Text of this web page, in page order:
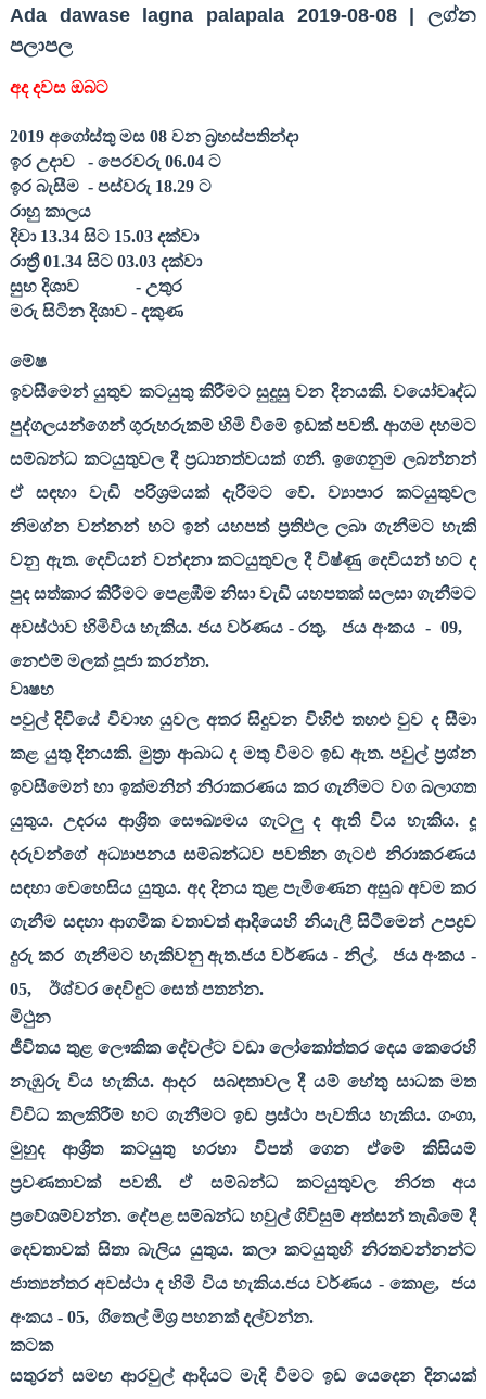
Ada dawase lagna palapala 2019-08-08 | ලග්න
පලාපල
අද දවස ඔබට
2019අගෝස්තු මස 08වන බ්‍රහස්පතින්දා
ඉර උදාව
- පෙරවරු 06.04ට
ඉර බැසීම - පස්වරු 18.29ට
රාහු කාලය
දිවා 13.34සිට 15.03දක්වා
රාත්‍රී 01.34සිට 03.03දක්වා
සුභ දිශාව
- උතුර
මරු සිටින දිශාව - දකුණ
මේෂ
ඉවසීමෙන් යුතුව කටයුතු කිරීමට සුදුසු වන දිනයකි. වයෝවෘද්ධ
පුද්ගලයන්ගෙන් ගුරුහරුකම් හිමි වීමේ ඉඩක් පවතී. ආගම දහමට
සම්බන්ධ කටයුතුවල දී ප්‍රධානත්වයක් ගනී. ඉගෙනුම ලබන්නන්
ඒ සඳහා වැඩි පරිශ්‍රමයක් දැරීමට වේ. ව්‍යාපාර කටයුතුවල
නිමග්න වන්නන් හට ඉන් යහපත් ප්‍රතිඵල ලබා ගැනීමට හැකි
වනු ඇත. දෙවියන් වන්දනා කටයුතුවල දී විෂ්ණු දෙවියන් හට ද
පුද සත්කාර කිරීමට පෙළඹීම නිසා වැඩි යහපතක් සලසා ගැනීමට
අවස්ථාව හිමිවිය හැකිය. ජය වර්ණය - රතු, ජය අංකය - 09,
නෙළුම් මලක් පූජා කරන්න.
වෘෂභ
පවුල් දිවියේ විවාහ යුවල අතර සිදුවන විහිළු තහළු වුව ද සීමා
කළ යුතු දිනයකි. මුත්‍රා ආබාධ ද මතු වීමට ඉඩ ඇත. පවුල් ප්‍රශ්න
ඉවසීමෙන් හා ඉක්මනින් නිරාකරණය කර ගැනීමට වග බලාගත
යුතුය. උදරය ආශ්‍රිත සෞඛ්‍යමය ගැටලු ද ඇති විය හැකිය. දූ
දරුවන්ගේ අධ්‍යාපනය සම්බන්ධව පවතින ගැටළු නිරාකරණය
සඳහා වෙහෙසිය යුතුය. අද දිනය තුළ පැමිණෙන අසුබ අවම කර
ගැනීම සඳහා ආගමික වතාවත් ආදියෙහි නියැලී සිටීමෙන් උපද්‍රව
දුරු කර ගැනීමට හැකිවනු ඇත.ජය වර්ණය - නිල්,
ජය අංකය -
05,
ඊශ්වර දෙවිඳුට සෙත් පතන්න.
මිථුන
ජීවිතය තුළ ලෞකික දේවල්ට වඩා ලෝකෝත්තර දෙය කෙරෙහි
නැඹුරු විය හැකිය. ආදර
සබඳතාවල දී යම් හේතු සාධක මත
විවිධ කලකිරීම් හට ගැනීමට ඉඩ ප්‍රස්ථා පැවතිය හැකිය. ගංගා,
මුහුද ආශ්‍රිත කටයුතු හරහා විපත් ගෙන ඒමේ කිසියම්
ප්‍රවණතාවක් පවතී. ඒ සම්බන්ධ කටයුතුවල නිරත අය
ප්‍රවේශම්වන්න. දේපළ සම්බන්ධ හවුල් ගිවිසුම් අත්සන් තැබීමේ දී
දෙවතාවක් සිතා බැලිය යුතුය. කලා කටයුතුහි නිරතවන්නන්ට
ජාත්‍යන්තර අවස්ථා ද හිමි විය හැකිය.ජය වර්ණය - කොළ,
ජය
අංකය - 05, ගිතෙල් මිශ්‍ර පහනක් දල්වන්න.
කටක
සතුරන් සමඟ ආරවුල් ආදියට මැදි වීමට ඉඩ යෙදෙන දිනයක්